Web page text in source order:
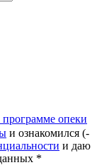
программе опеки
и ознакомился (-
и даю
*